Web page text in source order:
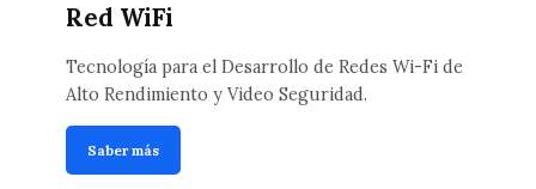
Red WiFi
Tecnología para el Desarrollo de Redes Wi-Fi de
Alto Rendimiento y Video Seguridad.
Saber más